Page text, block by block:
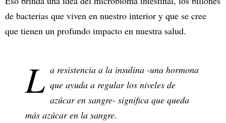
de bacterias que viven en nuestro interior y que se cree
que tienen un profundo impacto en nuestra salud.
L a resistencia a la insulina -una hormona
que ayuda a regular los niveles de
azúcar en sangre- significa que queda
más azúcar en la sangre.